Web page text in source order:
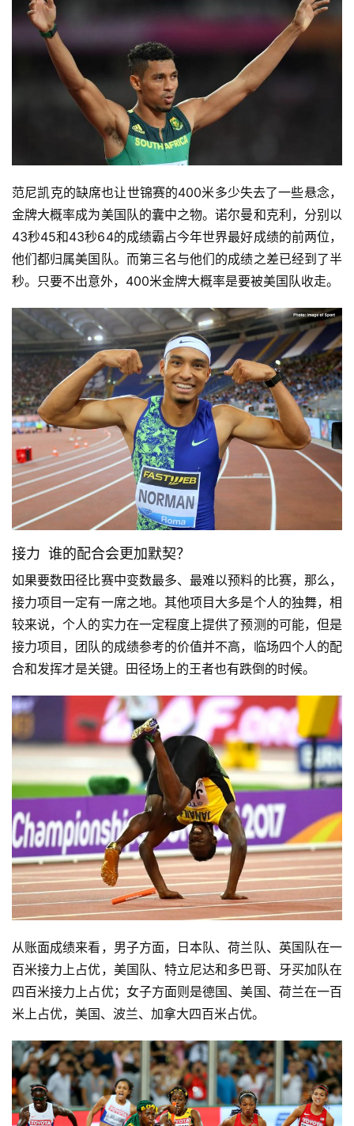
范尼凯克的缺席也让世锦赛的400米多少失去了一些悬念，
金牌大概率成为美国队的囊中之物。诺尔曼和克利，分别以
43秒45和43秒64的成绩霸占今年世界最好成绩的前两位，
他们都归属美国队。而第三名与他们的成绩之差已经到了半
秒。只要不出意外，400米金牌大概率是要被美国队收走。
接力 谁的配合会更加默契？
如果要数田径比赛中变数最多、最难以预料的比赛，那么，
接力项目一定有一席之地。其他项目大多是个人的独舞，相
较来说，个人的实力在一定程度上提供了预测的可能，但是
接力项目，团队的成绩参考的价值并不高，临场四个人的配
合和发挥才是关键。田径场上的王者也有跌倒的时候。
从账面成绩来看，男子方面，日本队、荷兰队、英国队在一
百米接力上占优，美国队、特立尼达和多巴哥、牙买加队在
四百米接力上占优；女子方面则是德国、美国、荷兰在一百
米上占优，美国、波兰、加拿大四百米占优。